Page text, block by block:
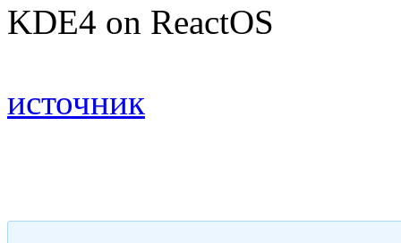
KDE4 on ReactOS
источник